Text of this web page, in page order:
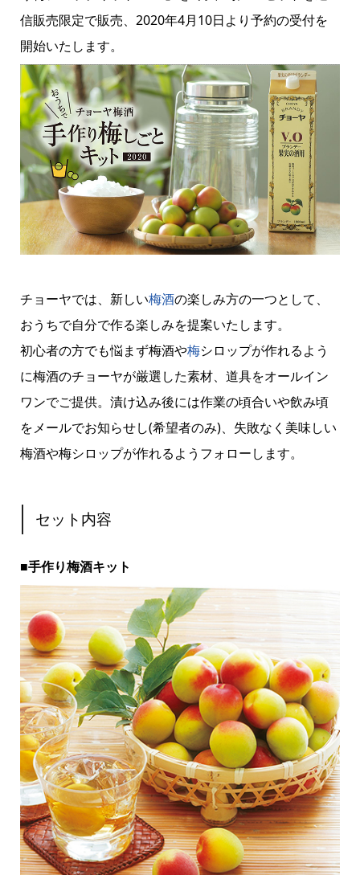
信販売限定で販売、2020年4月10日より予約の受付を
開始いたします。
チョーヤでは、新しい梅酒の楽しみ方の一つとして、
おうちで自分で作る楽しみを提案いたします。
初心者の方でも悩まず梅酒や梅シロップが作れるよう
に梅酒のチョーヤが厳選した素材、道具をオールイン
ワンでご提供。漬け込み後には作業の頃合いや飲み頃
をメールでお知らせし(希望者のみ)、失敗なく美味しい
梅酒や梅シロップが作れるようフォローします。
セット内容
■手作り梅酒キット